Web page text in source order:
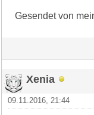
Gesendet von
Xenia
09.11.2016, 21:44